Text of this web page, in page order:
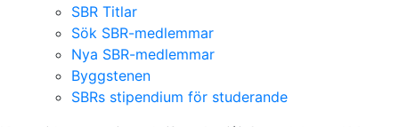
SBR Titlar
Sök SBR-medlemmar
Nya SBR-medlemmar
Byggstenen
SBRs stipendium för studerande